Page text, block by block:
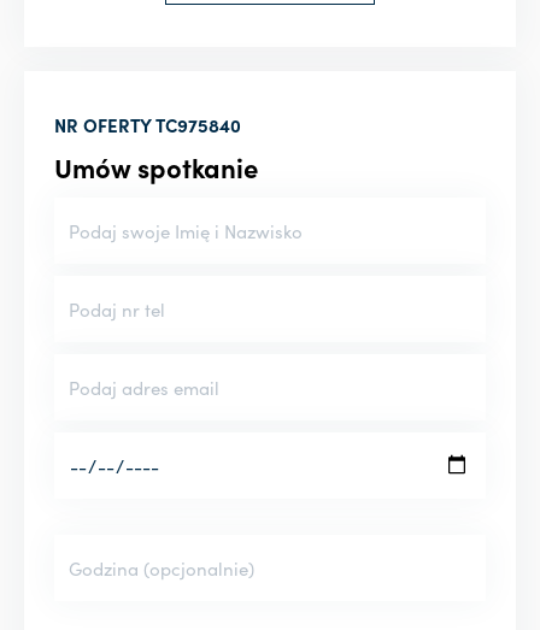
NR OFERTYTC975840
Umów spotkanie